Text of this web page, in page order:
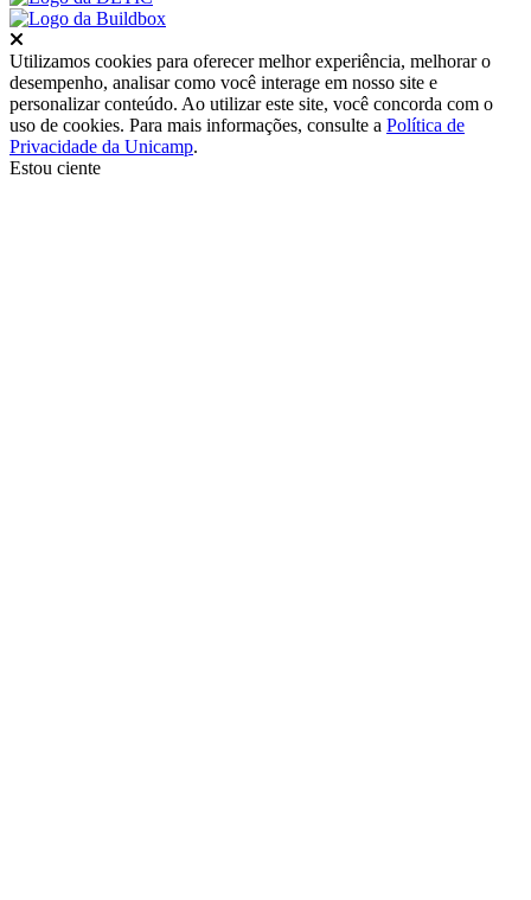
Utilizamos cookies para oferecer melhor experiência, melhorar o
desempenho, analisar como você interage em nosso site e
personalizar conteúdo. Ao utilizar este site, você concorda com o
uso de cookies. Para mais informações, consulte a Política de
Privacidade da Unicamp.
Estou ciente